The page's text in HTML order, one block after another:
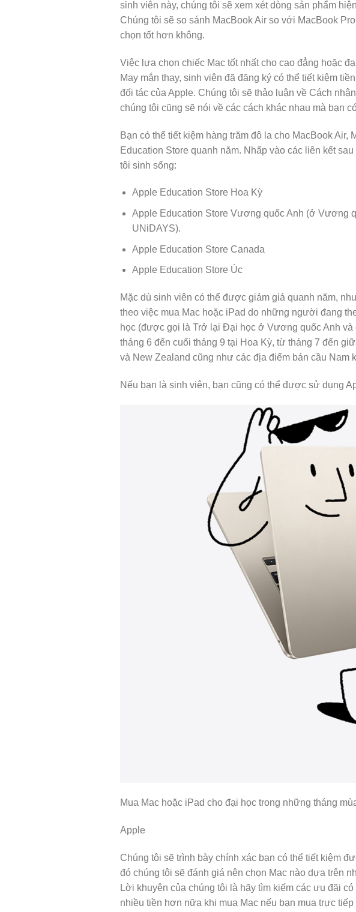
sinh viên này, chúng tôi sẽ xem xét dòng sản phẩm
Chúng tôi sẽ so sánh MacBook Air so với MacBook
chọn tốt hơn không.
Việc lựa chọn chiếc Mac tốt nhất cho cao đẳng hoặc
May mắn thay, sinh viên đã đăng ký có thể tiết kiệm
đối tác của Apple. Chúng tôi sẽ thảo luận về Cách
chúng tôi cũng sẽ nói về các cách khác nhau mà bạn
Bạn có thể tiết kiệm hàng trăm đô la cho MacBook
Education Store quanh năm. Nhấp vào các liên kết
tôi sinh sống:
Apple Education Store Hoa Kỳ
Apple Education Store Vương quốc Anh (ở Vương
UNiDAYS).
Apple Education Store Canada
Apple Education Store Úc
Mặc dù sinh viên có thể được giảm giá quanh năm,
theo việc mua Mac hoặc iPad do những người đang
học (được gọi là Trở lại Đại học ở Vương quốc Anh
tháng 6 đến cuối tháng 9 tại Hoa Kỳ, từ tháng 7 đến
và New Zealand cũng như các địa điểm bán cầu Nam
Nếu bạn là sinh viên, bạn cũng có thể được sử dụng
Mua Mac hoặc iPad cho đại học trong những tháng
Apple
Chúng tôi sẽ trình bày chính xác bạn có thể tiết kiệm
đó chúng tôi sẽ đánh giá nên chọn Mac nào dựa trên
Lời khuyên của chúng tôi là hãy tìm kiếm các ưu đãi
nhiều tiền hơn nữa khi mua Mac nếu bạn mua trực